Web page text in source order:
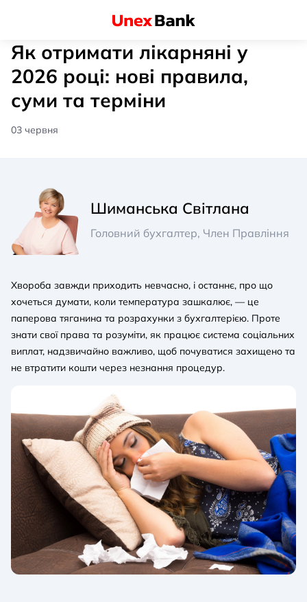
Як отримати лікарняні у
2026 році: нові правила,
суми та терміни
03 червня
Шиманська Світлана
Головний бухгалтер, Член Правління
Хвороба завжди приходить невчасно, і останнє, про що
хочеться думати, коли температура зашкалює, — це
паперова тяганина та розрахунки з бухгалтерією. Проте
знати свої права та розуміти, як працює система соціальних
виплат, надзвичайно важливо, щоб почуватися захищено та
не втратити кошти через незнання процедур.